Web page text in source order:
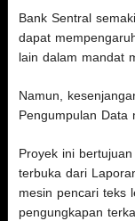
Bank Sentral
dapat
lain dalam mandat
Namun,
Pengumpulan Data
Proyek ini
terbuka dari
mesin pencari teks
pengungkapan